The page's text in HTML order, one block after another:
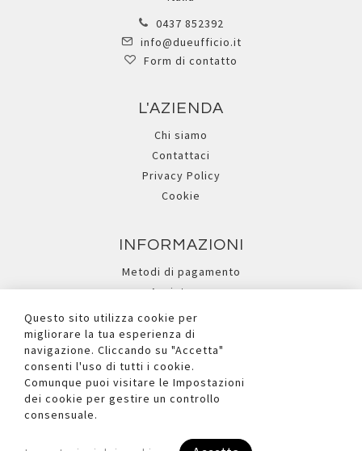
0437 852392
info@dueufficio.it
Form di contatto
L'AZIENDA
Chi siamo
Contattaci
Privacy Policy
Cookie
INFORMAZIONI
Metodi di pagamento
Assistenza
Ricerca avanzata
I NOSTRI SOCIAL
Questo sito utilizza cookie per
migliorare la tua esperienza di
navigazione. Cliccando su "Accetta"
consenti l'uso di tutti i cookie.
Comunque puoi visitare le Impostazioni
dei cookie per gestire un controllo
consensuale.